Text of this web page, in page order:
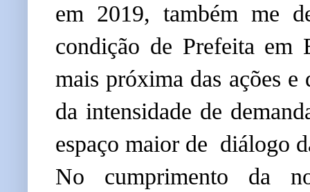
em 2019, também me
condição de Prefeita
mais próxima das ações
da intensidade de
espaço maior de diálogo
No cumprimento da